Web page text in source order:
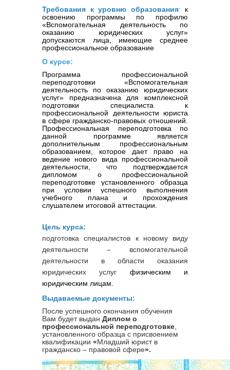
Требования к уровню образования:
к
освоению программы по профилю
«Вспомогательная деятельность по
оказанию юридических услуг»
допускаются лица, имеющие среднее
профессиональное образование
О курсе:
Программа профессиональной
переподготовки «Вспомогательная
деятельность по оказанию юридических
услуг» предназначена для комплексной
подготовки специалиста к
профессиональной деятельности юриста
в сфере гражданско-правовых отношений.
Профессиональная переподготовка по
данной программе является
дополнительным профессиональным
образованием, которое дает право на
ведение нового вида профессиональной
деятельности, что подтверждается
дипломом о профессиональной
переподготовке установленного образца
при условии успешного выполнения
учебного плана и прохождения
слушателем итоговой аттестации.
Цель курса:
подготовка специалистов к новому виду
деятельности – вспомогательной
деятельности в области оказания
юридических услуг физическим и
юридическим лицам.
Выдаваемые документы:
После успешного окончания обучения
Вам будет выдан Диплом о
профессиональной переподготовке
установленного образца с присвоением
квалификации «Младший юрист в
гражданско – правовой сфере».